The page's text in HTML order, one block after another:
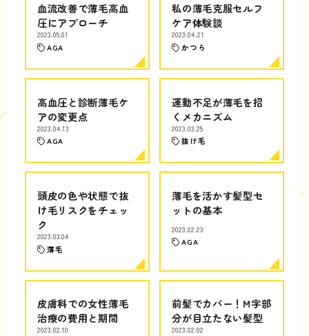
血流改善で薄毛高血
圧にアプローチ
2023.05.01
AGA
私の薄毛克服セルフ
ケア体験談
2023.04.21
かつら
高血圧と診断薄毛ケ
アの変更点
2023.04.13
AGA
運動不足が薄毛を招
くメカニズム
2023.03.25
抜け毛
頭皮の色や状態で抜
け毛リスクをチェッ
ク
2023.03.04
薄毛
薄毛を活かす髪型セ
ットの基本
2023.02.23
AGA
皮膚科での女性薄毛
治療の費用と期間
2023.02.10
前髪でカバー！M字部
分が目立たない髪型
2023.02.02